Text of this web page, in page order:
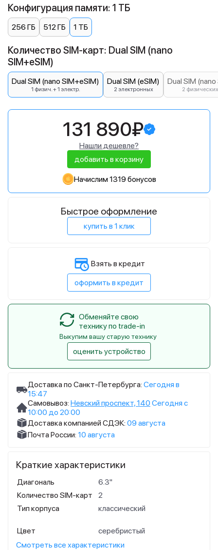
Доставка по Санкт-Петербурга: Сегодня в
15:47
Самовывоз: Невский проспект, 140 Сегодня с
10:00 до 20:00
Доставка компанией СДЭК: 09 августа
Почта России: 10 августа
Краткие характеристики
Диагональ
6.3"
Количество SIM-карт
2
Тип корпуса
классический
Цвет
серебристый
Смотреть все характеристики
Конфигурация памяти: 1 ТБ
256 ГБ 512 ГБ 1 ТБ
Количество SIM-карт: Dual SIM (nano
SIM+eSIM)
Dual SIM (nano SIM+eSIM)
1 физич. + 1 электр.
Dual SIM (eSIM)
2 электронных
Dual SIM
2 физических
131 890₽
Нашли дешевле?
добавить в корзину
Начислим 1319 бонусов
Быстрое оформление
купить в 1 клик
Взять в кредит
оформить в кредит
Обменяйте свою
технику по trade-in
Выкупим вашу старую технику
оценить устройство